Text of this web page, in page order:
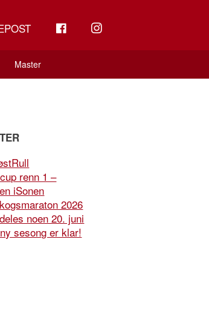
INSTAGRAM
Master
renn 1 –
iSonen
2026
noen 20. juni
sesong er klar!